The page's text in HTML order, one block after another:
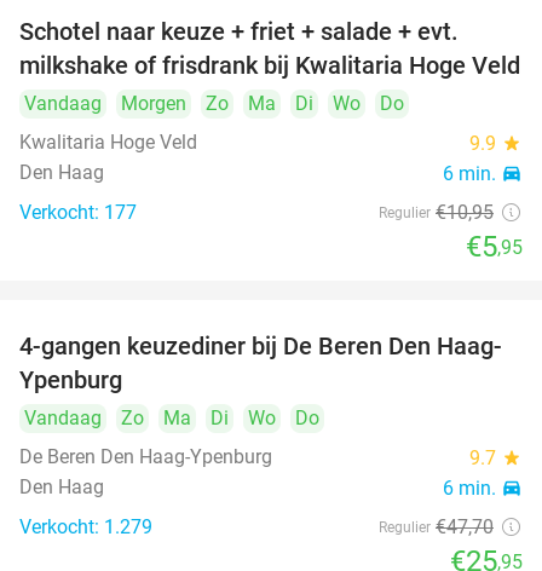
Schotel naar keuze + friet + salade + evt.
milkshake of frisdrank bij Kwalitaria Hoge Veld
Vandaag Morgen Zo Ma Di Wo
Do
Kwalitaria Hoge Veld
9.9 star
Den Haag 6 min. directions_car
Verkocht: 177 Regulier €10,95
€5,95
46%
4-gangen keuzediner bij De Beren Den Haag-
Ypenburg
Vandaag Zo Ma Di Wo
Do
De Beren Den Haag-Ypenburg
9.7 star
Den Haag 6 min. directions_car
Verkocht: 1.279 Regulier €47,70
€25,95